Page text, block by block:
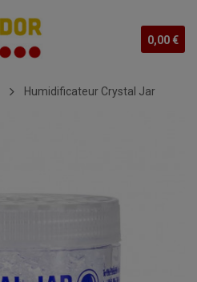
0,00 €
Humidificateur Crystal Jar